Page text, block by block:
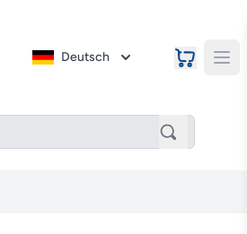
Deutsch